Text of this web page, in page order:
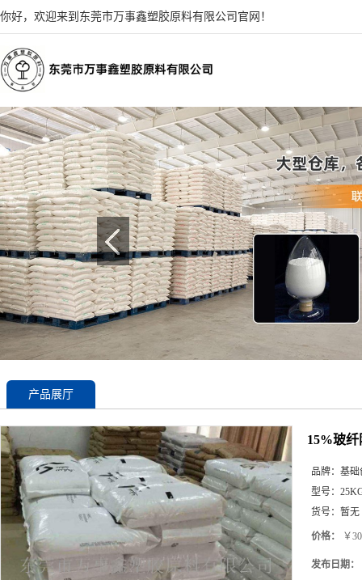
你好，欢迎来到东莞市万事鑫塑胶原料有限公司官网！
产品展厅
15%玻纤
品牌： 基础
型号：
货号： 暂无
价格： ￥
发布日期：